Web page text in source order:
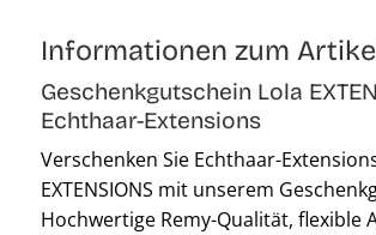
Informationen zum
Geschenkgutschein Lola
Echthaar-Extensions
Verschenken Sie Echthaar-
EXTENSIONS mit unserem
Hochwertige Remy-Qualität, flexible